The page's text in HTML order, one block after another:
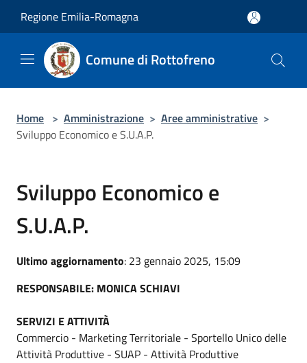
Regione Emilia-Romagna
Comune di Rottofreno
Home > Amministrazione > Aree amministrative >
Sviluppo Economico e S.U.A.P.
Sviluppo Economico e
S.U.A.P.
Ultimo aggiornamento: 23 gennaio 2025, 15:09
RESPONSABILE: MONICA SCHIAVI
SERVIZI E ATTIVITÀ
Commercio - Marketing Territoriale - Sportello Unico delle
Attività Produttive - SUAP - Attività Produttive